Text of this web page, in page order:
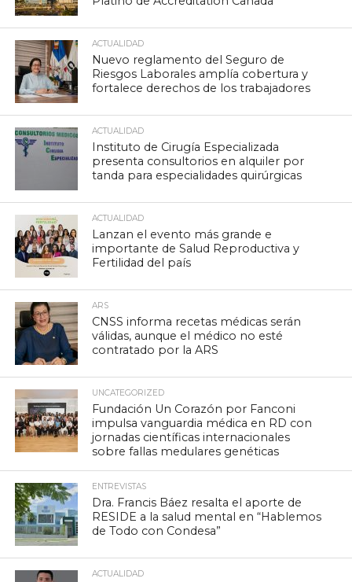
ACTUALIDAD
Nuevo reglamento del Seguro de
Riesgos Laborales amplía cobertura y
fortalece derechos de los trabajadores
ACTUALIDAD
Instituto de Cirugía Especializada
presenta consultorios en alquiler por
tanda para especialidades quirúrgicas
ACTUALIDAD
Lanzan el evento más grande e
importante de Salud Reproductiva y
Fertilidad del país
ARS
CNSS informa recetas médicas serán
válidas, aunque el médico no esté
contratado por la ARS
UNCATEGORIZED
Fundación Un Corazón por Fanconi
impulsa vanguardia médica en RD con
jornadas científicas internacionales
sobre fallas medulares genéticas
ENTREVISTAS
Dra. Francis Báez resalta el aporte de
RESIDE a la salud mental en “Hablemos
de Todo con Condesa”
ACTUALIDAD